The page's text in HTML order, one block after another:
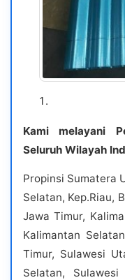
Kami melayani
Seluruh Wilayah
Propinsi Sumatera
Selatan, Kep.Riau,
Jawa Timur,
Kalimantan
Timur, Sulawesi
Selatan,